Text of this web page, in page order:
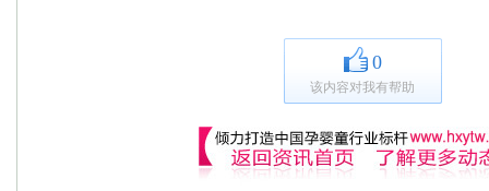
0
该内容对我有帮助